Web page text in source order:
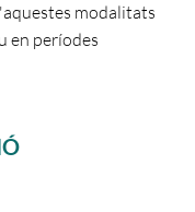
modalitats
en períodes